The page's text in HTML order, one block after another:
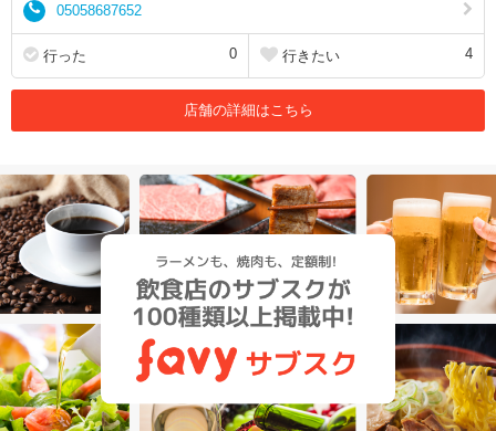
05058687652
行った 0 行きたい 4
店舗の詳細はこちら